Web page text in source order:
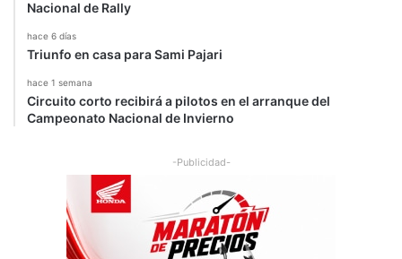
Nacional de Rally
hace 6 días
Triunfo en casa para Sami Pajari
hace 1 semana
Circuito corto recibirá a pilotos en el arranque del
Campeonato Nacional de Invierno
-Publicidad-